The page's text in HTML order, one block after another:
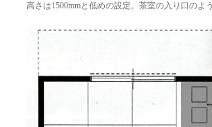
高さは1500mmと低めの設定。茶室の入り口の